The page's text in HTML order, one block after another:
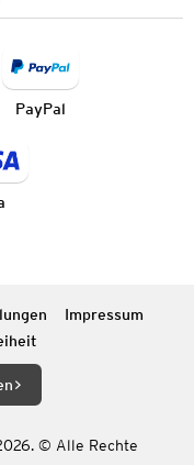
PayPal
Impressum
© Alle Rechte